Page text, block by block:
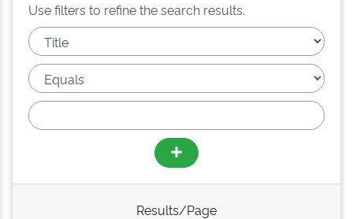
Use filters to refine the search results.
Results/Page